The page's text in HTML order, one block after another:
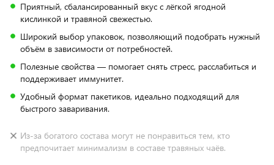
Приятный, сбалансированный вкус с лёгкой ягодной
кислинкой и травяной свежестью.
Широкий выбор упаковок, позволяющий подобрать нужный
объём в зависимости от потребностей.
Полезные свойства — помогает снять стресс, расслабиться и
поддерживает иммунитет.
Удобный формат пакетиков, идеально подходящий для
быстрого заваривания.
Из-за богатого состава могут не понравиться тем, кто
предпочитает минимализм в составе травяных чаёв.